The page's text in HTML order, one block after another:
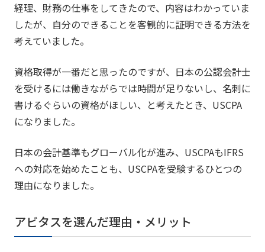
経理、財務の仕事をしてきたので、内容はわかっていま
したが、自分のできることを客観的に証明できる方法を
考えていました。
資格取得が一番だと思ったのですが、日本の公認会計士
を受けるには働きながらでは時間が足りないし、名刺に
書けるぐらいの資格がほしい、と考えたとき、USCPA
になりました。
日本の会計基準もグローバル化が進み、USCPAもIFRS
への対応を始めたことも、USCPAを受験するひとつの
理由になりました。
アビタスを選んだ理由・メリット